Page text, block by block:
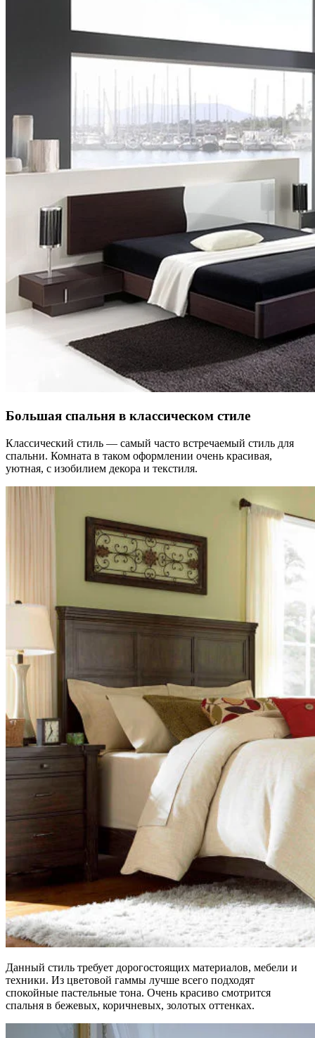
Большая спальня в классическом стиле
Классический стиль — самый часто встречаемый стиль для
спальни. Комната в таком оформлении очень красивая,
уютная, с изобилием декора и текстиля.
Данный стиль требует дорогостоящих материалов, мебели и
техники. Из цветовой гаммы лучше всего подходят
спокойные пастельные тона. Очень красиво смотрится
спальня в бежевых, коричневых, золотых оттенках.